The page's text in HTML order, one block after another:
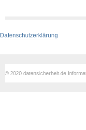
Datenschutzerklärung
© 2020 datensicherheit.de